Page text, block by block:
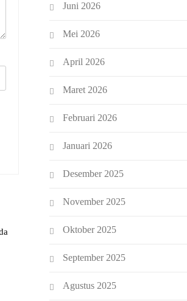
Juni 2026
Mei 2026
April 2026
Maret 2026
Februari 2026
Januari 2026
Desember 2025
November 2025
Oktober 2025
September 2025
Agustus 2025